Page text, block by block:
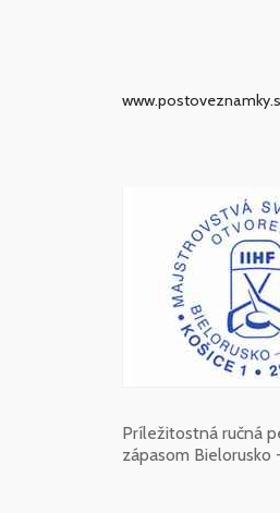
Príležitostná ručná
zápasom Bielorusko